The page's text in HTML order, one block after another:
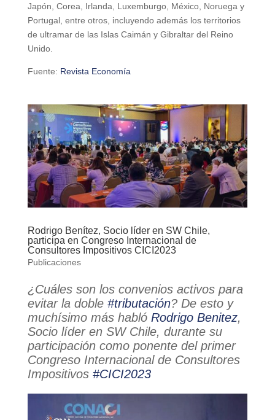
Japón, Corea, Irlanda, Luxemburgo, México, Noruega y
Portugal, entre otros, incluyendo además los territorios
de ultramar de las Islas Caimán y Gibraltar del Reino
Unido.
Fuente: Revista Economía
Rodrigo Benítez, Socio líder en SW Chile,
participa en Congreso Internacional de
Consultores Impositivos CICI2023
Publicaciones
¿Cuáles son los convenios activos para
evitar la doble #tributación? De esto y
muchísimo más habló Rodrigo Benitez,
Socio líder en SW Chile, durante su
participación como ponente del primer
Congreso Internacional de Consultores
Impositivos #CICI2023